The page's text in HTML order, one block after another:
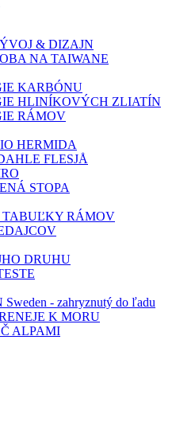
& DIZAJN
NA TAIWANE
KARBÓNU
HLINÍKOVÝCH ZLIATÍN
RÁMOV
HERMIDA
FLESJÅ
STOPA
TABUĽKY RÁMOV
DRUHU
- zahryznutý do ľadu
K MORU
ALPAMI